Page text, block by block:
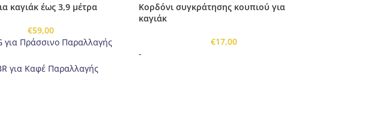
καγιάκ έως 3,9 μέτρα
€59,00
για Πράσσινο Παραλλαγής
για Καφέ Παραλλαγής
Κορδόνι συγκράτησης κουπιού για
καγιάκ
€17,00
-